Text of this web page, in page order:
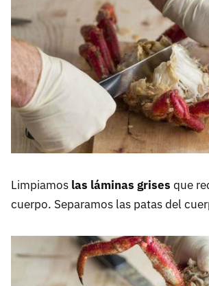
Limpiamos las láminas grises que
cuerpo. Separamos las patas del